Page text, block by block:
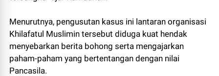
Menurutnya, pengusutan kasus ini lantaran organisasi
Khilafatul Muslimin tersebut diduga kuat hendak
menyebarkan berita bohong serta mengajarkan
paham-paham yang bertentangan dengan nilai
Pancasila.